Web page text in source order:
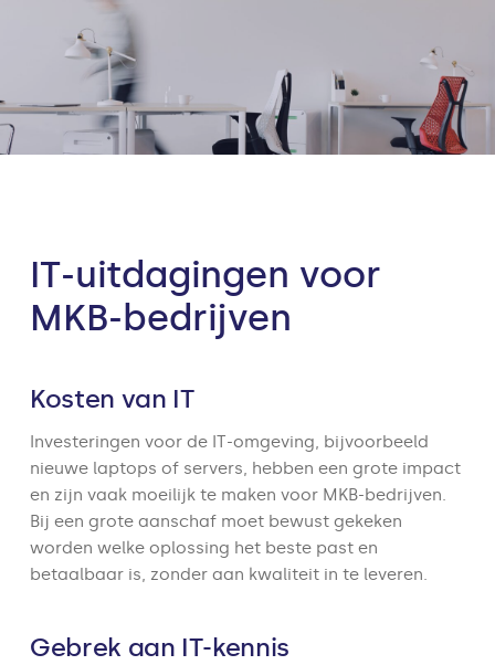
IT-uitdagingen voor
MKB-bedrijven
Kosten van IT
Investeringen voor de IT-omgeving, bijvoorbeeld
nieuwe laptops of servers, hebben een grote impact
en zijn vaak moeilijk te maken voor MKB-bedrijven.
Bij een grote aanschaf moet bewust gekeken
worden welke oplossing het beste past en
betaalbaar is, zonder aan kwaliteit in te leveren.
Gebrek aan IT-kennis